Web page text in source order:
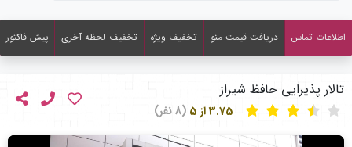
اطلاعات تماس دریافت قیمت منو تخفیف ویژه تخفیف لحظه آخری پیش فاکتور
تالار پذیرایی حافظ شیراز
(8 نفر)